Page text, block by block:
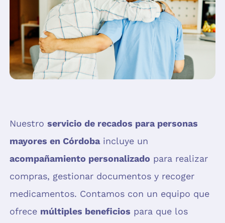
Nuestro servicio de recados para personas
mayores en Córdobaincluye un
acompañamiento personalizado para realizar
compras, gestionar documentos y recoger
medicamentos. Contamos con un equipo que
ofrece múltiples beneficios para que los